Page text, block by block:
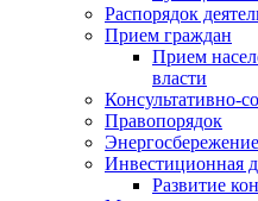
Распорядок
Прием граждан
Прием
власти
Консультативно-
Правопорядок
Энергосбережение
Инвестиционная
Развитие